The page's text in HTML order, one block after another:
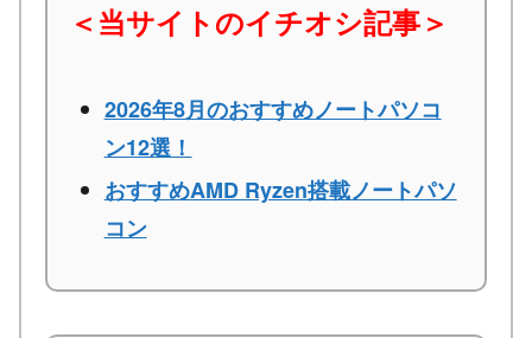
＜当サイトのイチオシ記事＞
2026年8月のおすすめノートパソコ
ン12選！
おすすめAMD Ryzen搭載ノートパソ
コン